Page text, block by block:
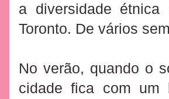
a diversidade
Toronto. De vários
No verão, quando o
cidade fica com um